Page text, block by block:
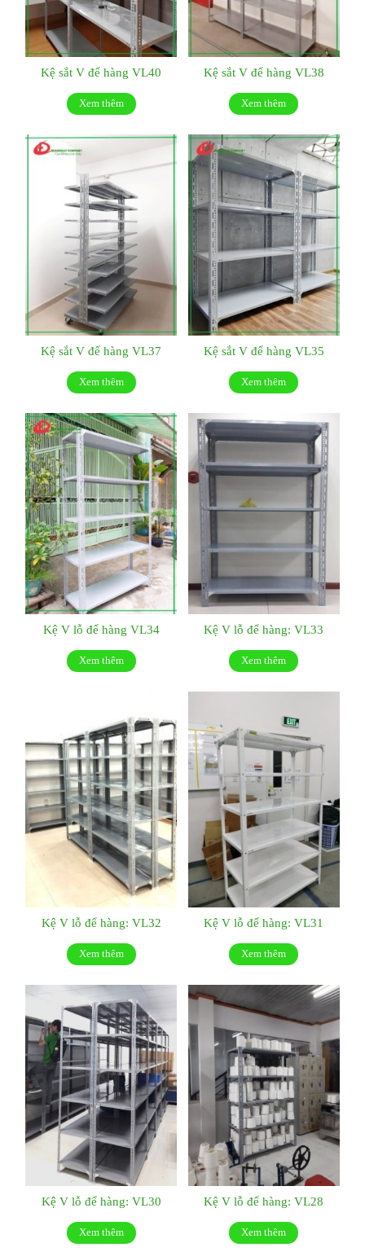
Kệ sắt V để hàng VL40
Xem thêm
Kệ sắt V để hàng VL38
Xem thêm
Kệ sắt V để hàng VL37
Xem thêm
Kệ sắt V để hàng VL35
Xem thêm
Kệ V lỗ để hàng VL34
Xem thêm
Kệ V lỗ để hàng: VL33
Xem thêm
Kệ V lỗ để hàng: VL32
Xem thêm
Kệ V lỗ để hàng: VL31
Xem thêm
Kệ V lỗ để hàng: VL30
Xem thêm
Kệ V lỗ để hàng: VL28
Xem thêm